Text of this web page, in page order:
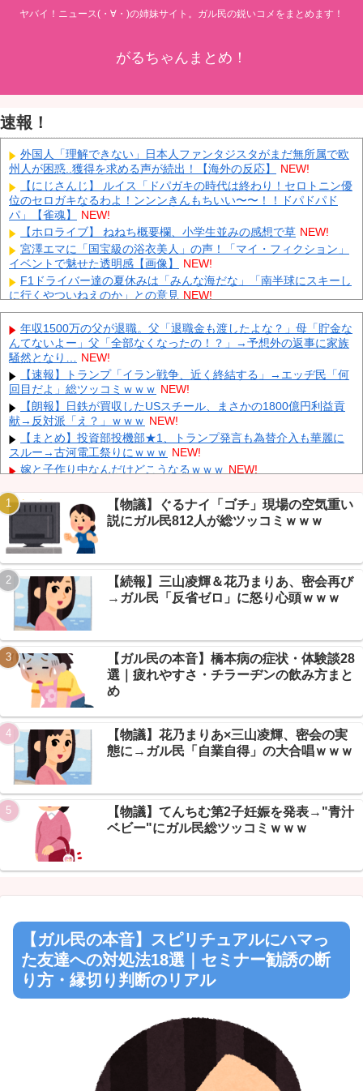
ヤバイ！ニュース(・∀・)の姉妹サイト。ガル民の鋭いコメをまとめます！
がるちゃんまとめ！
速報！
外国人「理解できない」日本人ファンタジスタがまだ無所属で欧
州人が困惑..獲得を求める声が続出！【海外の反応】
NEW!
【にじさんじ】 ルイス「ドパガキの時代は終わり！セロトニン優
位のセロガキなるわよ！ンンンきんもちいい〜〜！！ドパドパド
パ」【雀魂】
NEW!
【ホロライブ】 ねねち概要欄、小学生並みの感想で草 NEW!
宮澤エマに「国宝級の浴衣美人」の声！「マイ・フィクション」
イベントで魅せた透明感【画像】
NEW!
F1ドライバー達の夏休みは「みんな海だな」「南半球にスキーし
に行くやついねえのか」との意見 NEW!
クビになったバイト先の店長のインスタ見つけた NEW!
【速報】 高市政権、エース級の財務官僚・一松旬氏を左遷「彼は
協力的でなかった」財務省の言いなりではないことが判明 NEW!
中国製ルーター20機種にバックドア 外部から完全制御できる機能
が仕込まれていた NEW!
石油もない、鉄もない、国土の7割は山…それでも日本が世界屈
指の経済大国になれた「勤勉さ」以外の勝因！ NEW!
日本が長距離巡航ミサイルの試験発射に成功！北朝鮮が激怒「日
本が戦争国家になろうとしている」「絶対に傍観しない、必ず後悔
させる」 NEW!
Powered by livedoor 相互RSS
年収1500万の父が退職。父「退職金も渡したよな？」母「貯金な
んてないよー」父「全部なくなったの！？」→予想外の返事に家族
騒然となり… NEW!
【速報】トランプ「イラン戦争、近く終結する」→エッヂ民「何
回目だよ」総ツッコミｗｗｗ NEW!
【朗報】日鉄が買収したUSスチール、まさかの1800億円利益貢
献→反対派「え？」ｗｗｗ NEW!
【まとめ】投資部投機部★1、トランプ発言も為替介入も華麗に
スルー→古河電工祭りにｗｗｗ NEW!
嫁と子作り中なんだけどこうなるｗｗｗ NEW!
う！！！！！ NEW!
【画像】 北海道の1500万の中古物件、レベチｗｗｗｗｗｗｗｗ
ｗｗｗｗｗｗｗｗｗｗｗｗ
【朗報】彼女(25)まさかの処女だった→なんJ民「羨ましすぎる」
の大合唱ｗｗｗ NEW!
【悲報】なんJ民「グラは正義」→AI召喚するも秒速アク禁で大敗
北ｗｗｗ
NEW!
【画像】24歳の人妻さん、露天風呂で撮られるｗｗｗｗｗｗｗｗ
ｗｗｗｗｗｗｗｗｗ
Powered by livedoor 相互RSS
【物議】ぐるナイ「ゴチ」現場の空気重い
説にガル民812人が総ツッコミｗｗｗ
【続報】三山凌輝＆花乃まりあ、密会再び
→ガル民「反省ゼロ」に怒り心頭ｗｗｗ
【ガル民の本音】橋本病の症状・体験談28
選｜疲れやすさ・チラーヂンの飲み方まと
め
【物議】花乃まりあ×三山凌輝、密会の実
態に→ガル民「自業自得」の大合唱ｗｗｗ
【物議】てんちむ第2子妊娠を発表→"青汁
ベビー"にガル民総ツッコミｗｗｗ
【ガル民の本音】スピリチュアルにハマっ
た友達への対処法18選｜セミナー勧誘の断
り方・縁切り判断のリアル